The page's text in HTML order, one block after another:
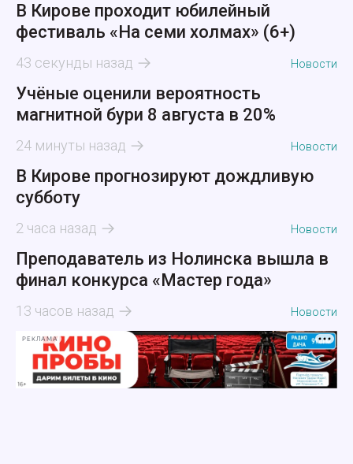
В Кирове проходит юбилейный
фестиваль «На семи холмах» (6+)
43 секунды назад Новости
Учёные оценили вероятность
магнитной бури 8 августа в 20%
24 минуты назад Новости
В Кирове прогнозируют дождливую
субботу
2 часа назад Новости
Преподаватель из Нолинска вышла в
финал конкурса «Мастер года»
13 часов назад Новости
РЕКЛАМА